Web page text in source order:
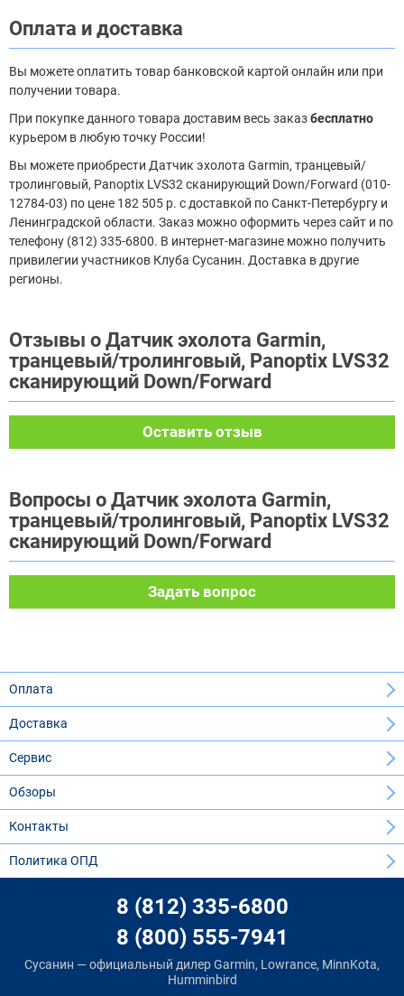
Оплата и доставка
Вы можете оплатить товар банковской картой онлайн или при
получении товара.
При покупке данного товара доставим весь заказбесплатно
курьером в любую точку России!
Вы можете приобрести Датчик эхолота Garmin, транцевый/
тролинговый, Panoptix LVS32 cканирующий Down/Forward (010-
12784-03) по цене 182 505 р. с доставкой по Санкт-Петербургу и
Ленинградской области. Заказ можно оформить через сайт и по
телефону (812) 335-6800. В интернет-магазине можно получить
привилегии участников Клуба Сусанин. Доставка в другие
регионы.
Отзывы о Датчик эхолота Garmin,
транцевый/тролинговый, Panoptix LVS32
cканирующий Down/Forward
Оставить отзыв
Вопросы о Датчик эхолота Garmin,
транцевый/тролинговый, Panoptix LVS32
cканирующий Down/Forward
Задать вопрос
Оплата
Доставка
Сервис
Обзоры
Контакты
Политика ОПД
8 (812) 335-6800
8 (800) 555-7941
Сусанин — официальный дилер Garmin, Lowrance, MinnKota,
Humminbird